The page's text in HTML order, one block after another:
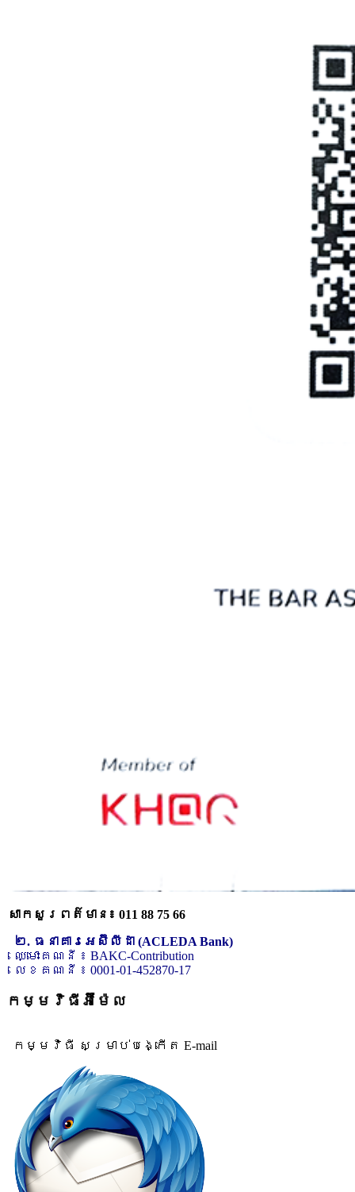
សាកសួរពត៌មាន៖ 011 88 75 66
២. ធនាគារអេស៊ីលីដា (ACLEDA Bank)
ឈ្មោះគណនី ៖ BAKC-Contribution
លេខគណនី ៖ 0001-01-452870-17
កម្មវិធីអ៊ីម៉ែល
កម្មវិធី សម្រាប់បង្កើត E-mail